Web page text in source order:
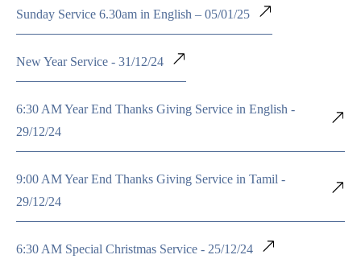
Sunday Service 6.30am in English – 05/01/25
New Year Service - 31/12/24
6:30 AM Year End Thanks Giving Service in English -
29/12/24
9:00 AM Year End Thanks Giving Service in Tamil -
29/12/24
6:30 AM Special Christmas Service - 25/12/24